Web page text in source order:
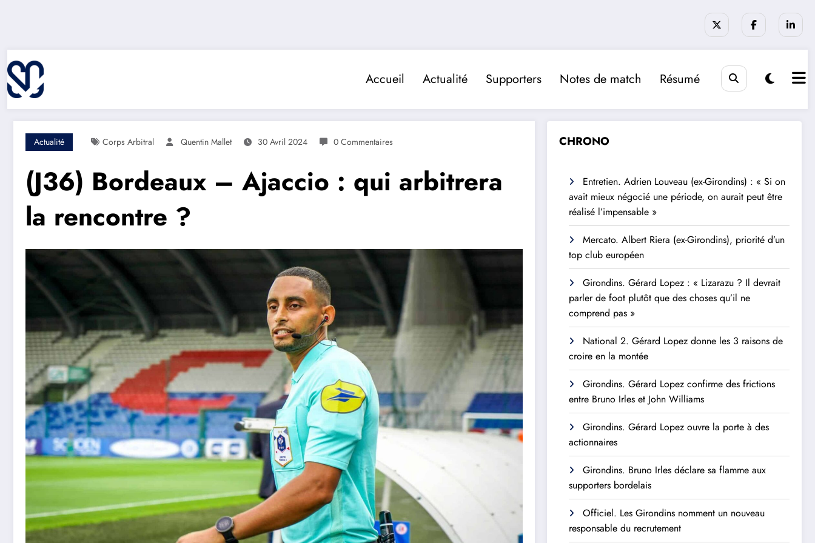
Accueil Actualité Supporters Notes de match Résumé
Actualité Corps Arbitral Quentin Mallet 30 Avril 2024 0 Commentaires
(J36) Bordeaux – Ajaccio : qui arbitrera
la rencontre ?
CHRONO
Entretien. Adrien Louveau (ex-Girondins) : « Si on
avait mieux négocié une période, on aurait peut être
réalisé l’impensable »
Mercato. Albert Riera (ex-Girondins), priorité d’un
top club européen
Girondins. Gérard Lopez : « Lizarazu ? Il devrait
parler de foot plutôt que des choses qu’il ne
comprend pas »
National 2. Gérard Lopez donne les 3 raisons de
croire en la montée
Girondins. Gérard Lopez confirme des frictions
entre Bruno Irles et John Williams
Girondins. Gérard Lopez ouvre la porte à des
actionnaires
Girondins. Bruno Irles déclare sa flamme aux
supporters bordelais
Officiel. Les Girondins nomment un nouveau
responsable du recrutement